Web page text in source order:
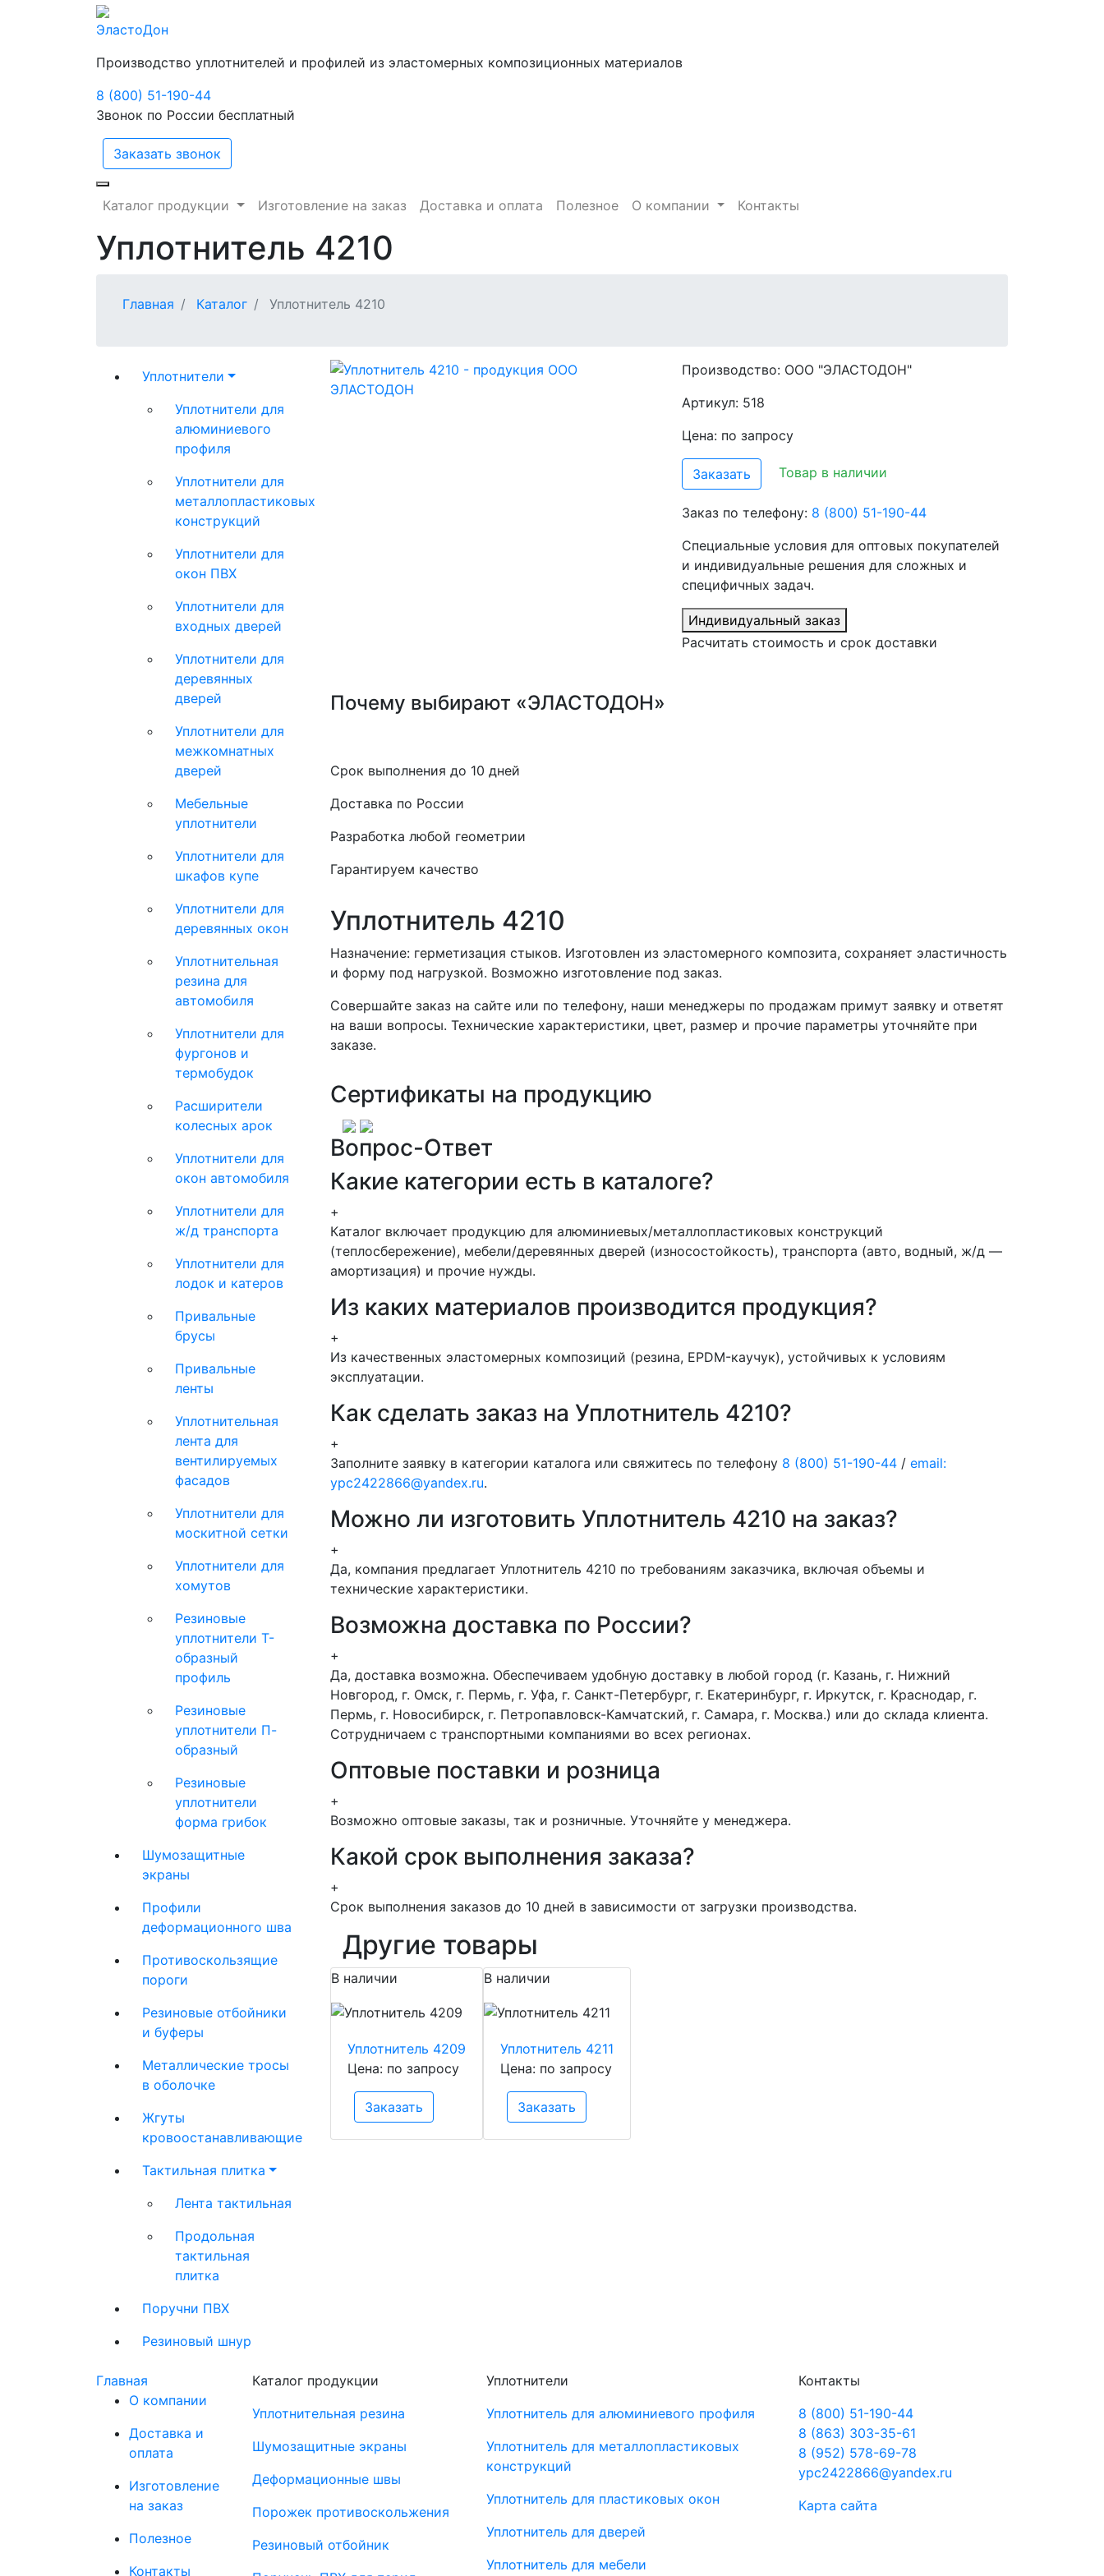
ЭластоДон
Производство уплотнителей и профилей из эластомерных композиционных материалов
8 (800) 51-190-44
Звонок по России бесплатный
Заказать звонок
Каталог продукции Изготовление на заказ Доставка и оплата Полезное О компании Контакты
Уплотнитель 4210
Главная Каталог Уплотнитель 4210
Производство: ООО "ЭЛАСТОДОН"
Артикул: 518
Цена: по запросу
Заказать Товар в наличии
Заказ по телефону: 8 (800) 51-190-44
Специальные условия для оптовых покупателей
и индивидуальные решения для сложных и
специфичных задач.
Индивидуальный заказ
Расчитать стоимость и срок доставки
Почему выбирают «ЭЛАСТОДОН»
Срок выполнения до 10 дней
Доставка по России
Разработка любой геометрии
Гарантируем качество
Уплотнитель 4210
Назначение: герметизация стыков. Изготовлен из эластомерного композита, сохраняет эластичность
и форму под нагрузкой. Возможно изготовление под заказ.
Совершайте заказ на сайте или по телефону, наши менеджеры по продажам примут заявку и ответят
на ваши вопросы. Технические характеристики, цвет, размер и прочие параметры уточняйте при
заказе.
Сертификаты на продукцию
Вопрос-Ответ
Какие категории есть в каталоге?
+
Каталог включает продукцию для алюминиевых/металлопластиковых конструкций
(теплосбережение), мебели/деревянных дверей (износостойкость), транспорта (авто, водный, ж/д —
амортизация) и прочие нужды.
Из каких материалов производится продукция?
+
Из качественных эластомерных композиций (резина, EPDM-каучук), устойчивых к условиям
эксплуатации.
Как сделать заказ на Уплотнитель 4210?
+
Заполните заявку в категории каталога или свяжитесь по телефону 8 (800) 51-190-44 / email:
ypc2422866@yandex.ru.
Можно ли изготовить Уплотнитель 4210 на заказ?
+
Да, компания предлагает Уплотнитель 4210 по требованиям заказчика, включая объемы и
технические характеристики.
Возможна доставка по России?
+
Да, доставка возможна. Обеспечиваем удобную доставку в любой город (г. Казань, г. Нижний
Новгород, г. Омск, г. Пермь, г. Уфа, г. Санкт-Петербург, г. Екатеринбург, г. Иркутск, г. Краснодар, г.
Пермь, г. Новосибирск, г. Петропавловск-Камчатский, г. Самара, г. Москва.) или до склада клиента.
Сотрудничаем с транспортными компаниями во всех регионах.
Оптовые поставки и розница
+
Возможно оптовые заказы, так и розничные. Уточняйте у менеджера.
Какой срок выполнения заказа?
+
Срок выполнения заказов до 10 дней в зависимости от загрузки производства.
Другие товары
В наличии
Уплотнитель 4209
Цена: по запросу
Заказать
В наличии
Уплотнитель 4211
Цена: по запросу
Заказать
Уплотнители
Уплотнители для
алюминиевого
профиля
Уплотнители для
металлопластиковых
конструкций
Уплотнители для
окон ПВХ
Уплотнители для
входных дверей
Уплотнители для
деревянных
дверей
Уплотнители для
межкомнатных
дверей
Мебельные
уплотнители
Уплотнители для
шкафов купе
Уплотнители для
деревянных окон
Уплотнительная
резина для
автомобиля
Уплотнители для
фургонов и
термобудок
Расширители
колесных арок
Уплотнители для
окон автомобиля
Уплотнители для
ж/д транспорта
Уплотнители для
лодок и катеров
Привальные
брусы
Привальные
ленты
Уплотнительная
лента для
вентилируемых
фасадов
Уплотнители для
москитной сетки
Уплотнители для
хомутов
Резиновые
уплотнители Т-
образный
профиль
Резиновые
уплотнители П-
образный
Резиновые
уплотнители
форма грибок
Шумозащитные
экраны
Профили
деформационного шва
Противоскользящие
пороги
Резиновые отбойники
и буферы
Металлические тросы
в оболочке
Жгуты
кровоостанавливающие
Тактильная плитка
Лента тактильная
Продольная
тактильная
плитка
Поручни ПВХ
Резиновый шнур
Главная
О компании
Доставка и
оплата
Изготовление
на заказ
Полезное
Контакты
Каталог продукции
Уплотнительная резина
Шумозащитные экраны
Деформационные швы
Порожек противоскольжения
Резиновый отбойник
Уплотнители
Уплотнитель для алюминиевого профиля
Уплотнитель для металлопластиковых
конструкций
Уплотнитель для пластиковых окон
Уплотнитель для дверей
Уплотнитель для мебели
Контакты
8 (800) 51-190-44
8 (863) 303-35-61
8 (952) 578-69-78
ypc2422866@yandex.ru
Карта сайта